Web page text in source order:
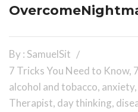
By : SamuelSit
7 Tricks You Need to Know,
alcohol and tobacco, anxiety,
Therapist, day thinking,